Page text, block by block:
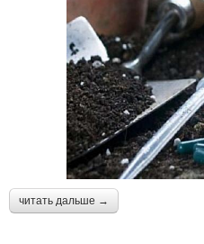
читать дальше →